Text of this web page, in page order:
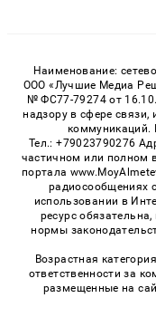
Наименование:
ООО «Лучшие Медиа
№ ФС77-79274 от
надзору в сфере
коммуникаций.
Тел.: +79023790276
частичном или полном
портала
радиосообщениях
использовании в
ресурс
нормы
Возрастная
ответственности за
размещенные на